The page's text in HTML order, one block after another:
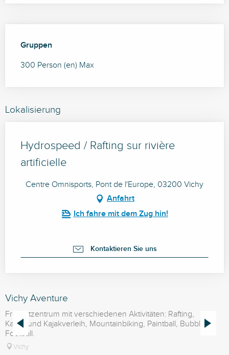
Gruppen
Gruppen
300 Person (en) Max
Lokalisierung
Hydrospeed / Rafting sur rivière
artificielle
Centre Omnisports, Pont de l'Europe, 03200 Vichy
Anfahrt
Ich fahre mit dem Zug hin!
Kontaktieren Sie uns
Vichy Aventure
Freizeitzentrum mit verschiedenen Aktivitäten: Rafting,
Kanu- und Kajakverleih, Mountainbiking, Paintball, Bubble
Football.
Vichy